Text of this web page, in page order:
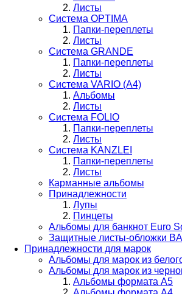
Листы
Система OPTIMA
Папки-переплеты
Листы
Система GRANDE
Папки-переплеты
Листы
Система VARIO (A4)
Альбомы
Листы
Система FOLIO
Папки-переплеты
Листы
Система KANZLEI
Папки-переплеты
Листы
Карманные альбомы
Принадлежности
Лупы
Пинцеты
Альбомы для банкнот Euro
Защитные листы-обложки
Принадлежности для марок
Альбомы для марок из
Альбомы для марок из
Альбомы формата А5